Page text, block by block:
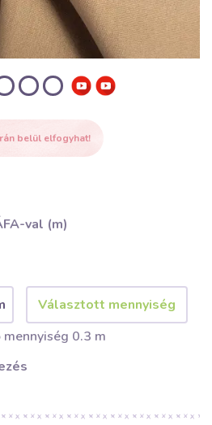
belül elfogyhat!
val (m)
0.3 m